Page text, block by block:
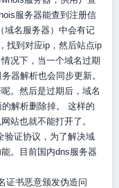
服务器能查到注册信
域名服务器）中会有记
找到对应ip，然后站点ip
况下，当一个域名过期
器解析也会同步更新。
。然后是过期后，域名
解析删除掉。 这样的
站也就不能打开了。
验证协议，为了解决域
。目前国内dns服务器
证书恶意颁发伪造问